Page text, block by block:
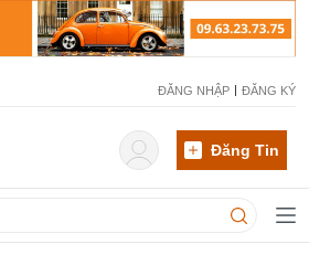
ĐĂNG NHẬP ĐĂNG KÝ
Đăng Tin